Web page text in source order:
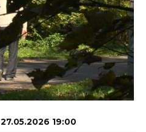
27.05.2026 19:00